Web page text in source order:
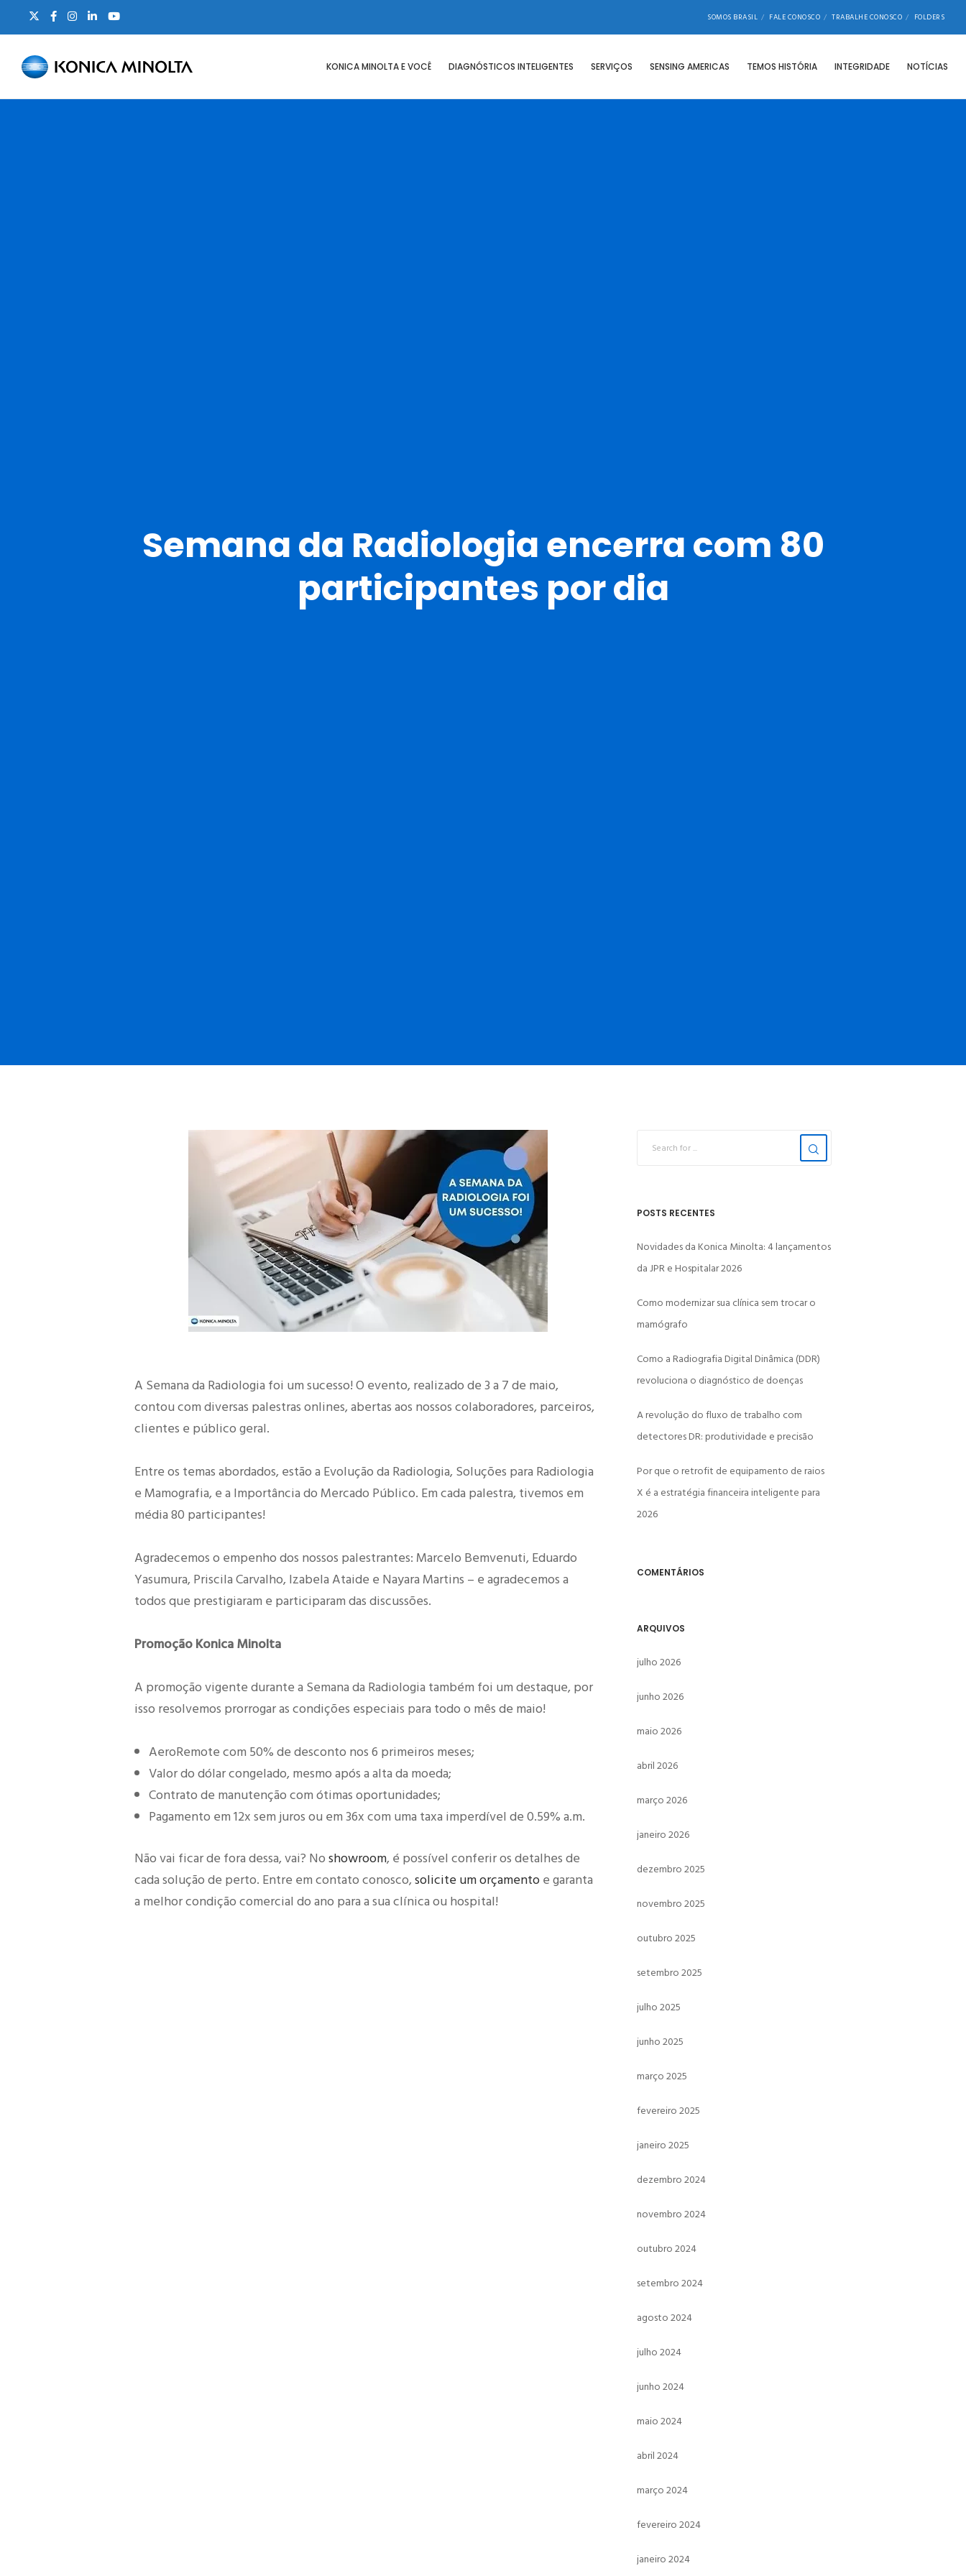
SOMOS BRASIL FALE CONOSCO TRABALHE CONOSCO FOLDERS
KONICA MINOLTA E VOCÊ DIAGNÓSTICOS INTELIGENTES SERVIÇOS SENSING AMERICAS TEMOS HISTÓRIA INTEGRIDADE NOTÍCIAS
Semana da Radiologia encerra com 80
participantes por dia
A Semana da Radiologia foi um sucesso! O evento, realizado de 3 a 7 de maio,
contou com diversas palestras onlines, abertas aos nossos colaboradores, parceiros,
clientes e público geral.
Entre os temas abordados, estão a Evolução da Radiologia, Soluções para Radiologia
e Mamografia, e a Importância do Mercado Público. Em cada palestra, tivemos em
média 80 participantes!
Agradecemos o empenho dos nossos palestrantes: Marcelo Bemvenuti, Eduardo
Yasumura, Priscila Carvalho, Izabela Ataide e Nayara Martins – e agradecemos a
todos que prestigiaram e participaram das discussões.
Promoção Konica Minolta
A promoção vigente durante a Semana da Radiologia também foi um destaque, por
isso resolvemos prorrogar as condições especiais para todo o mês de maio!
AeroRemote com 50% de desconto nos 6 primeiros meses;
Valor do dólar congelado, mesmo após a alta da moeda;
Contrato de manutenção com ótimas oportunidades;
Pagamento em 12x sem juros ou em 36x com uma taxa imperdível de 0.59% a.m.
Não vai ficar de fora dessa, vai? Noshowroom, é possível conferir os detalhes de
cada solução de perto. Entre em contato conosco,solicite um orçamentoe garanta
a melhor condição comercial do ano para a sua clínica ou hospital!
POSTS RECENTES
Novidades da Konica Minolta: 4 lançamentos
da JPR e Hospitalar 2026
Como modernizar sua clínica sem trocar o
mamógrafo
Como a Radiografia Digital Dinâmica (DDR)
revoluciona o diagnóstico de doenças
A revolução do fluxo de trabalho com
detectores DR: produtividade e precisão
Por que o retrofit de equipamento de raios
X é a estratégia financeira inteligente para
2026
COMENTÁRIOS
ARQUIVOS
julho 2026
junho 2026
maio 2026
abril 2026
março 2026
janeiro 2026
dezembro 2025
novembro 2025
outubro 2025
setembro 2025
julho 2025
junho 2025
março 2025
fevereiro 2025
janeiro 2025
dezembro 2024
novembro 2024
outubro 2024
setembro 2024
agosto 2024
julho 2024
junho 2024
maio 2024
abril 2024
março 2024
fevereiro 2024
janeiro 2024